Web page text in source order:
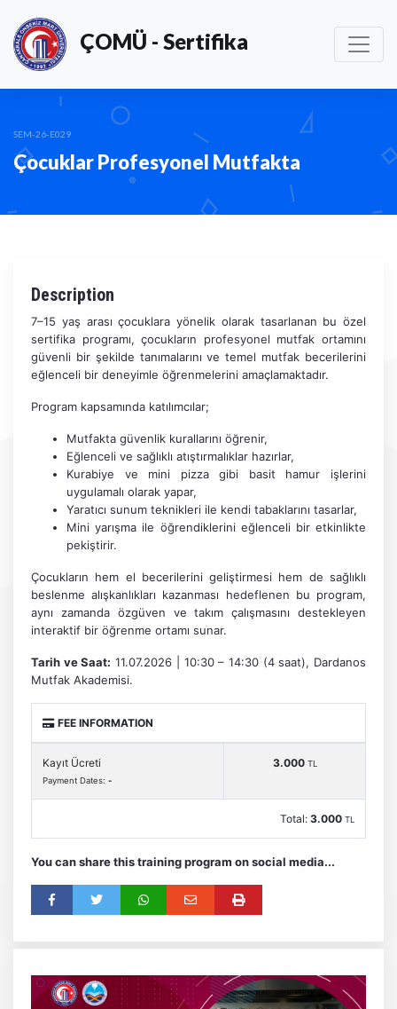
ÇOMÜ - Sertifika
SEM-26-E029
Çocuklar Profesyonel Mutfakta
Description
7–15 yaş arası çocuklara yönelik olarak tasarlanan bu özel
sertifika programı, çocukların profesyonel mutfak ortamını
güvenli bir şekilde tanımalarını ve temel mutfak becerilerini
eğlenceli bir deneyimle öğrenmelerini amaçlamaktadır.
Program kapsamında katılımcılar;
Mutfakta güvenlik kurallarını öğrenir,
Eğlenceli ve sağlıklı atıştırmalıklar hazırlar,
Kurabiye ve mini pizza gibi basit hamur işlerini
uygulamalı olarak yapar,
Yaratıcı sunum teknikleri ile kendi tabaklarını tasarlar,
Mini yarışma ile öğrendiklerini eğlenceli bir etkinlikte
pekiştirir.
Çocukların hem el becerilerini geliştirmesi hem de sağlıklı
beslenme alışkanlıkları kazanması hedeflenen bu program,
aynı zamanda özgüven ve takım çalışmasını destekleyen
interaktif bir öğrenme ortamı sunar.
Tarih ve Saat: 11.07.2026 | 10:30 – 14:30 (4 saat), Dardanos
Mutfak Akademisi.
FEE INFORMATION
Kayıt Ücreti
Payment Dates: -
3.000 TL
Total: 3.000 TL
You can share this training program on social media...